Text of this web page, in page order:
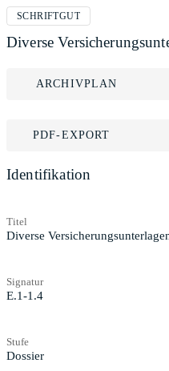
SCHRIFTGUT
Diverse
ARCHIVPLAN
PDF-EXPORT
Identifikation
Titel
Diverse
Signatur
E.1-1.4
Stufe
Dossier